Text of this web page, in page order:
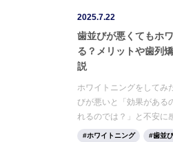
2025.7.22
歯並びが悪くてもホ
る？メリットや歯列
説
ホワイトニングをしてみ
びが悪いと「効果がある
れるのでは？」と不安に
るのではないでしょうか
ホワイトニング 歯並び